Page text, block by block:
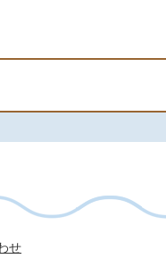
せ